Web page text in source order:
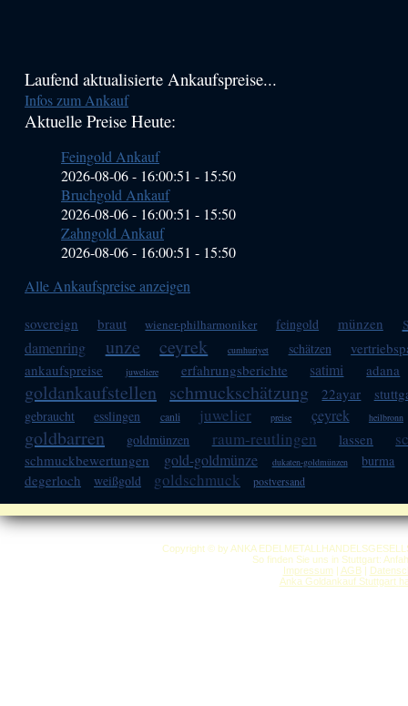
Haupt-
Sidebar
Laufend aktualisierte Ankaufspreise...
Infos zum Ankauf
Aktuelle Preise Heute:
Feingold Ankauf
2026-08-06 - 16:00:51 - 15:50
Bruchgold Ankauf
2026-08-06 - 16:00:51 - 15:50
Zahngold Ankauf
2026-08-06 - 16:00:51 - 15:50
Alle Ankaufspreise anzeigen
sovereign braut wiener-philharmoniker feingold münzen
damenring unze ceyrek cumhuriyet schätzen
ankaufspreise
juweliere erfahrungsberichte satimi adana
goldankaufstellen schmuckschätzung 22ayar
gebraucht esslingen canli juwelier preise çeyrek heilbronn
goldbarren goldmünzen raum-reutlingen lassen
schmuckbewertungen gold-goldmünze dukaten-goldmünzen burma
degerloch weißgold goldschmuck postversand
Copyright © by ANKA
So finden Sie uns in Stuttgart:
Impressum| AGB|
Anka Goldankauf Stuttgart